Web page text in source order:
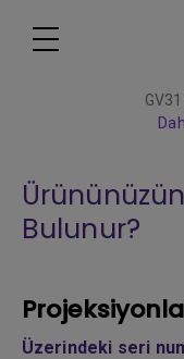
Bulunur?
Üzerindeki seri